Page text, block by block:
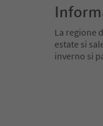
La regione
estate si
inverno si